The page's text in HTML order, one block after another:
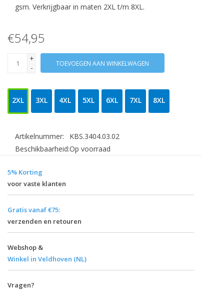
gsm. Verkrijgbaar in maten 2XL t/m 8XL.
€54,95
+
-
TOEVOEGEN AAN WINKELWAGEN
2XL 3XL 4XL 5XL 6XL 7XL 8XL
Artikelnummer:
KBS.3404.03.02
Beschikbaarheid:Op voorraad
5% Korting
voor vaste klanten
Gratis vanaf €75:
verzenden en retouren
Webshop &
Winkel in Veldhoven (NL)
Vragen?